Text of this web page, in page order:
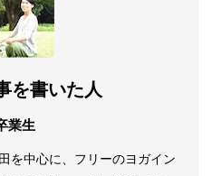
を書いた人
業生
を中心に、フリーのヨガイン